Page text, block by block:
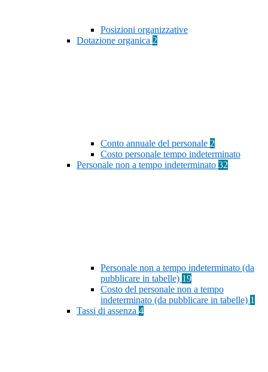
Posizioni organizzative
Dotazione organica 2
Conto annuale del personale 2
Costo personale tempo indeterminato
Personale non a tempo indeterminato 32
Personale non a tempo indeterminato (da
pubblicare in tabelle) 19
Costo del personale non a tempo
indeterminato (da pubblicare in tabelle) 1
Tassi di assenza 4